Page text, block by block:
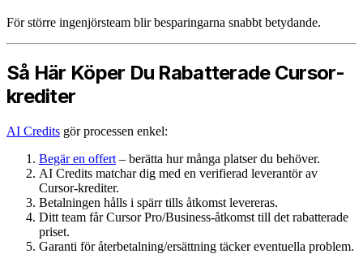
För större ingenjörsteam blir besparingarna snabbt betydande.
Så Här Köper Du Rabatterade Cursor-
krediter
AI Credits gör processen enkel:
Begär en offert – berätta hur många platser du behöver.
AI Credits matchar dig med en verifierad leverantör av
Cursor-krediter.
Betalningen hålls i spärr tills åtkomst levereras.
Ditt team får Cursor Pro/Business-åtkomst till det rabatterade
priset.
Garanti för återbetalning/ersättning täcker eventuella problem.